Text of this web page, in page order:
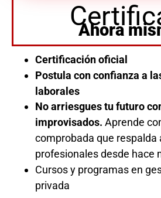
Ahora
Certificación oficial
Postula con confianza a
laborales
No arriesgues tu futuro
improvisados. Aprende
comprobada que respalda
profesionales desde hace
Cursos y programas en
privada